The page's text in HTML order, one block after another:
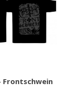
Frontschwein